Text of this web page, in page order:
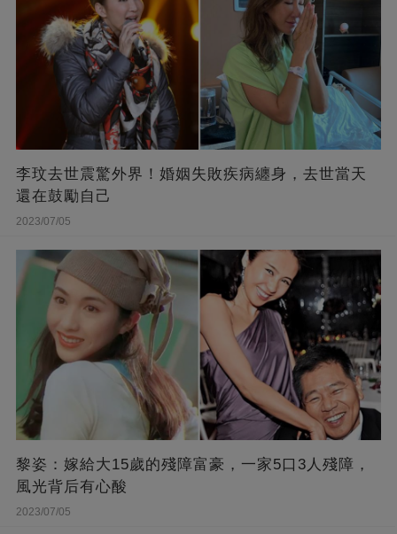
李玟去世震驚外界！婚姻失敗疾病纏身，去世當天
還在鼓勵自己
2023/07/05
黎姿：嫁給大15歲的殘障富豪，一家5口3人殘障，
風光背后有心酸
2023/07/05